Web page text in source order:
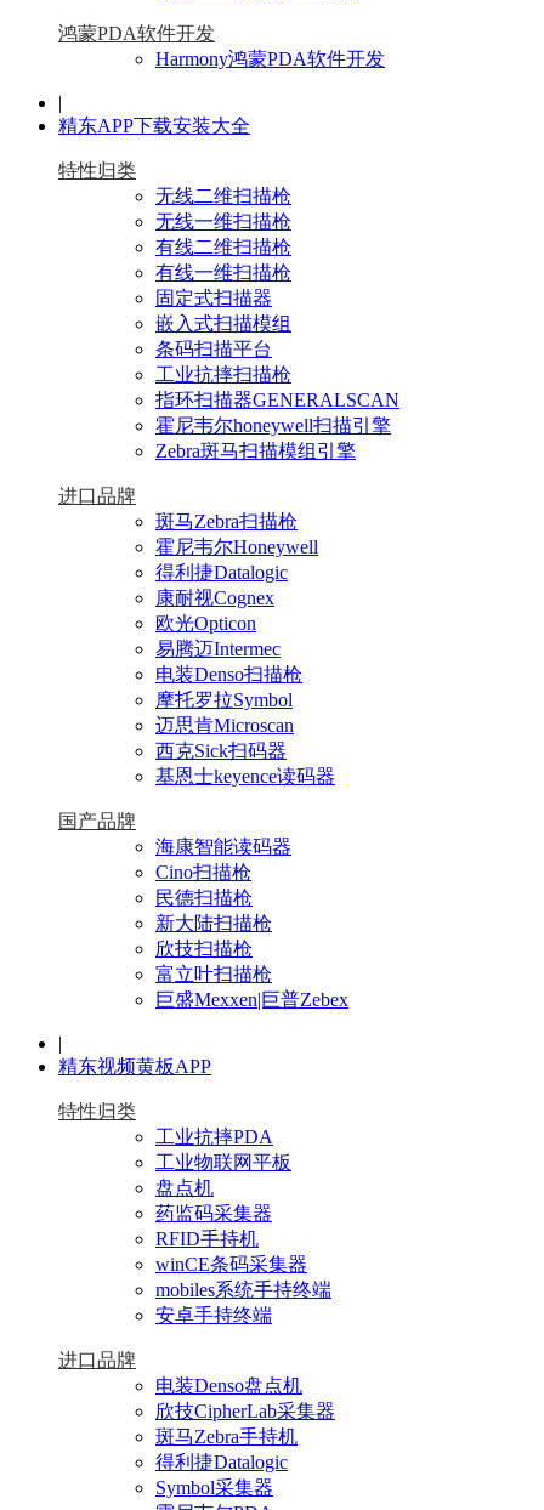
鸿蒙PDA软件开发
Harmony鸿蒙PDA软件开发
|
精东APP下载安装大全
特性归类
无线二维扫描枪
无线一维扫描枪
有线二维扫描枪
有线一维扫描枪
固定式扫描器
嵌入式扫描模组
条码扫描平台
工业抗摔扫描枪
指环扫描器GENERALSCAN
霍尼韦尔honeywell扫描引擎
Zebra斑马扫描模组引擎
进口品牌
斑马Zebra扫描枪
霍尼韦尔Honeywell
得利捷Datalogic
康耐视Cognex
欧光Opticon
易腾迈Intermec
电装Denso扫描枪
摩托罗拉Symbol
迈思肯Microscan
西克Sick扫码器
基恩士keyence读码器
国产品牌
海康智能读码器
Cino扫描枪
民德扫描枪
新大陆扫描枪
欣技扫描枪
富立叶扫描枪
巨盛Mexxen|巨普Zebex
|
精东视频黄板APP
特性归类
工业抗摔PDA
工业物联网平板
盘点机
药监码采集器
RFID手持机
winCE条码采集器
mobiles系统手持终端
安卓手持终端
进口品牌
电装Denso盘点机
欣技CipherLab采集器
斑马Zebra手持机
得利捷Datalogic
Symbol采集器